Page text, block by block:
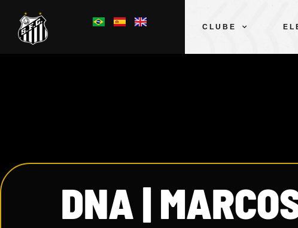
CLUBE
DNA |